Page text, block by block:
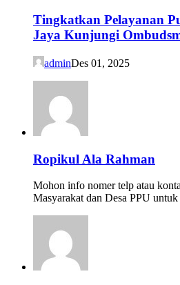
Tingkatkan Pelayanan
Jaya Kunjungi
adminDes 01, 2025
Ropikul Ala Rahman
Mohon info nomer telp atau
Masyarakat dan Desa PPU untuk